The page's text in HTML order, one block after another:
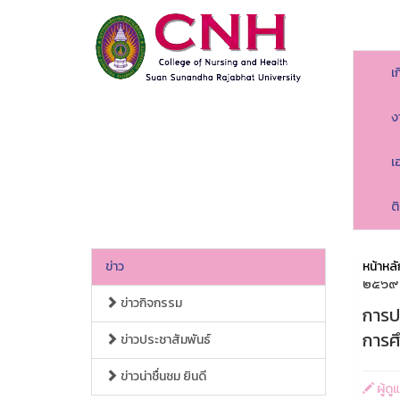
ข่าว
ข่าวกิจกรรม
ข่าวประชาสัมพันธ์
ข่าวน่าชื่นชม ยินดี
หน้าห
๒๕๖๙
การ
การ
ผู้ดูแ